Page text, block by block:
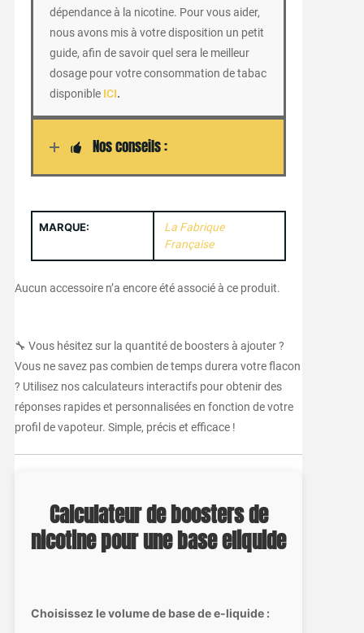
dépendance à la nicotine. Pour vous aider,
nous avons mis à votre disposition un petit
guide, afin de savoir quel sera le meilleur
dosage pour votre consommation de tabac
disponible ICI.
Nos conseils :
MARQUE:
La Fabrique
Française
Aucun accessoire n’a encore été associé à ce produit.
🔧 Vous hésitez sur la quantité de boosters à ajouter ?
Vous ne savez pas combien de temps durera votre flacon
? Utilisez nos calculateurs interactifs pour obtenir des
réponses rapides et personnalisées en fonction de votre
profil de vapoteur. Simple, précis et efficace !
Calculateur de boosters de
nicotine pour une base eliquide
Choisissez le volume de base de e-liquide :